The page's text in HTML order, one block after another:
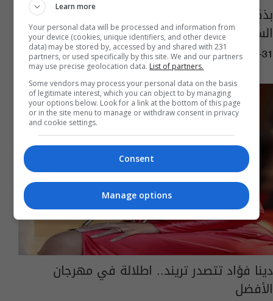
بذكرى ميلاد أم كلثوم.. سر المنديل والنظارة
السوداء
07:41 | 2024-12-31
دينا فؤاد تتصدر تريند.. اطلالة في مهرجان
الأفضل
Learn more
Your personal data will be processed and information from
your device (cookies, unique identifiers, and other device
data) may be stored by, accessed by and shared with 231
partners, or used specifically by this site. We and our partners
may use precise geolocation data. List of partners.
Some vendors may process your personal data on the basis
of legitimate interest, which you can object to by managing
your options below. Look for a link at the bottom of this page
or in the site menu to manage or withdraw consent in privacy
and cookie settings.
Consent
Manage options